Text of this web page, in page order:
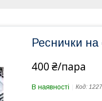
Реснички
400 ₴/пара
В наявності Код: